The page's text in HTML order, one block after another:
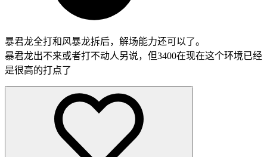
暴君龙全打和风暴龙拆后，解场能力还可以了。
暴君龙出不来或者打不动人另说，但3400在现在这个环境已经
是很高的打点了